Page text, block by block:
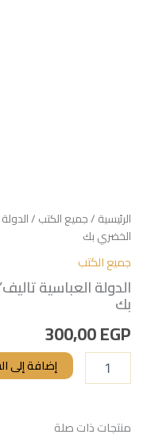
الرئيسية /جميع الكتب /
الخضري بك
جميع الكتب
الدولة العباسية
بك
300,00EGP
إضافة إلى
منتجات ذات صلة